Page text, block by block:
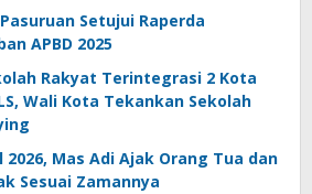
Setujui Raperda
APBD 2025
Rakyat Terintegrasi 2 Kota
Wali Kota Tekankan Sekolah
Mas Adi Ajak Orang Tua dan
Sesuai Zamannya